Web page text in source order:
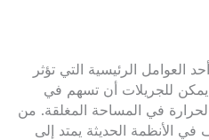
العوامل الرئيسية التي تؤثر
يمكن للجريلات أن تسهم في
في المساحة المغلقة. من
في الأنظمة الحديثة يمتد إلى